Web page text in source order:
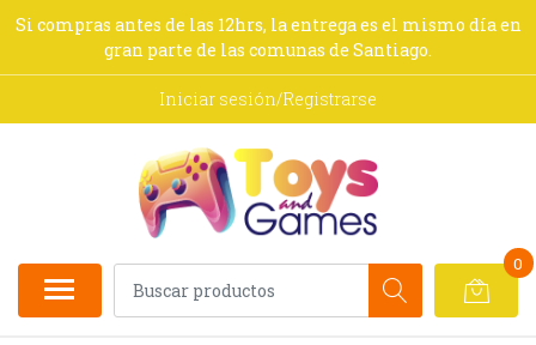
Si compras antes de las 12hrs, la entrega es el mismo día en
gran parte de las comunas de Santiago.
Iniciar sesión/Registrarse
0